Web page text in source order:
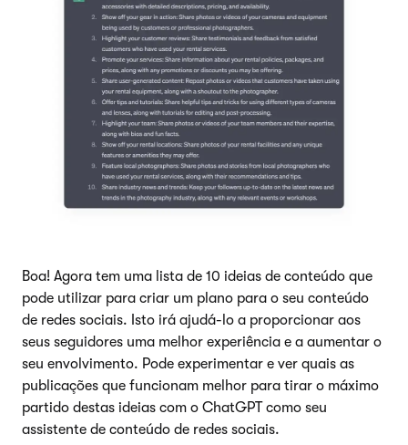
Boa! Agora tem uma lista de 10 ideias de conteúdo que
pode utilizar para criar um plano para o seu conteúdo
de redes sociais. Isto irá ajudá-lo a proporcionar aos
seus seguidores uma melhor experiência e a aumentar o
seu envolvimento. Pode experimentar e ver quais as
publicações que funcionam melhor para tirar o máximo
partido destas ideias com o ChatGPT como seu
assistente de conteúdo de redes sociais.